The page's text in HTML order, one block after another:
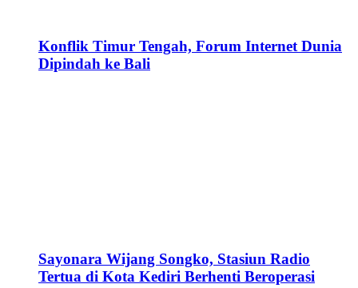
Konflik Timur Tengah, Forum Internet Dunia
Dipindah ke Bali
Sayonara Wijang Songko, Stasiun Radio
Tertua di Kota Kediri Berhenti Beroperasi